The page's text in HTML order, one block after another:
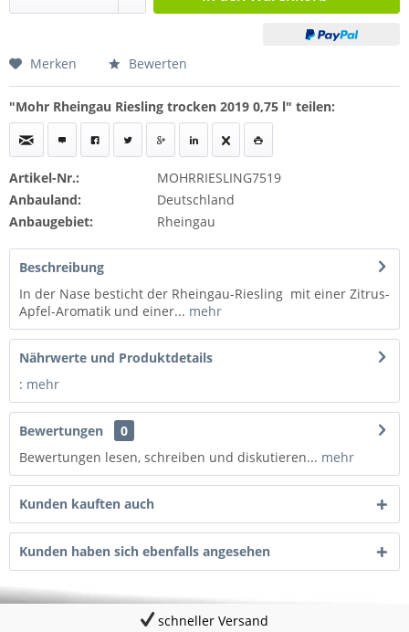
Merken Bewerten
"Mohr Rheingau Riesling trocken 2019 0,75 l" teilen:
Artikel-Nr.:
MOHRRIESLING7519
Anbauland:
Deutschland
Anbaugebiet:
Rheingau
Beschreibung
In der Nase besticht der Rheingau-Riesling mit einer Zitrus-
Apfel-Aromatik und einer... mehr
Nährwerte und Produktdetails
: mehr
Bewertungen
0
Bewertungen lesen, schreiben und diskutieren... mehr
Kunden kauften auch
Kunden haben sich ebenfalls angesehen
schneller Versand